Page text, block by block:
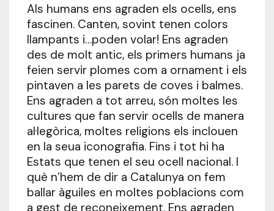
Als humans ens agraden els ocells, ens
fascinen. Canten, sovint tenen colors
llampants i…poden volar! Ens agraden
des de molt antic, els primers humans ja
feien servir plomes com a ornament i els
pintaven a les parets de coves i balmes.
Ens agraden a tot arreu, són moltes les
cultures que fan servir ocells de manera
al·legòrica, moltes religions els inclouen
en la seua iconografia. Fins i tot hi ha
Estats que tenen el seu ocell nacional. I
què n’hem de dir a Catalunya on fem
ballar àguiles en moltes poblacions com
a gest de reconeixement. Ens agraden